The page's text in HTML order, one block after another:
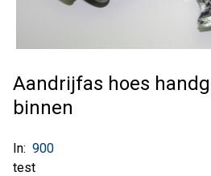
Aandrijfas hoes
binnen
In: 900
test